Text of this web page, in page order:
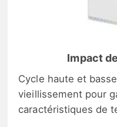
Impact
Cycle haute et
vieillissement pour
caractéristiques de